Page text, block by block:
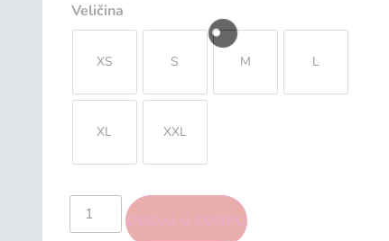
Veličina
XS S M L
XL XXL
DODAJ U KORPU